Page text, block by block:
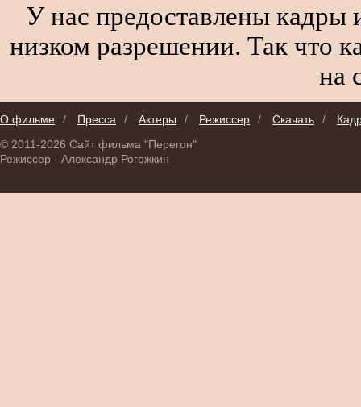
У нас предоставлены кадры
низком разрешении. Так что
на
О фильме / Пресса / Актеры / Режиссер / Скачать /
© 2011-2026 Сайт фильма "Перегон"
Режиссер - Александр Рогожкин